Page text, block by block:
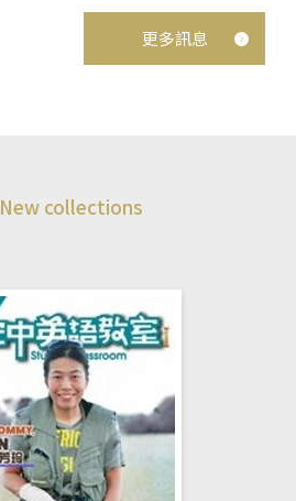
更多訊息
New collections